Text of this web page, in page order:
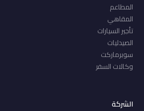
المطاعم
المقاهي
تأجير السيارات
الصيدليات
سوبرماركت
وكالات السفر
الشركة